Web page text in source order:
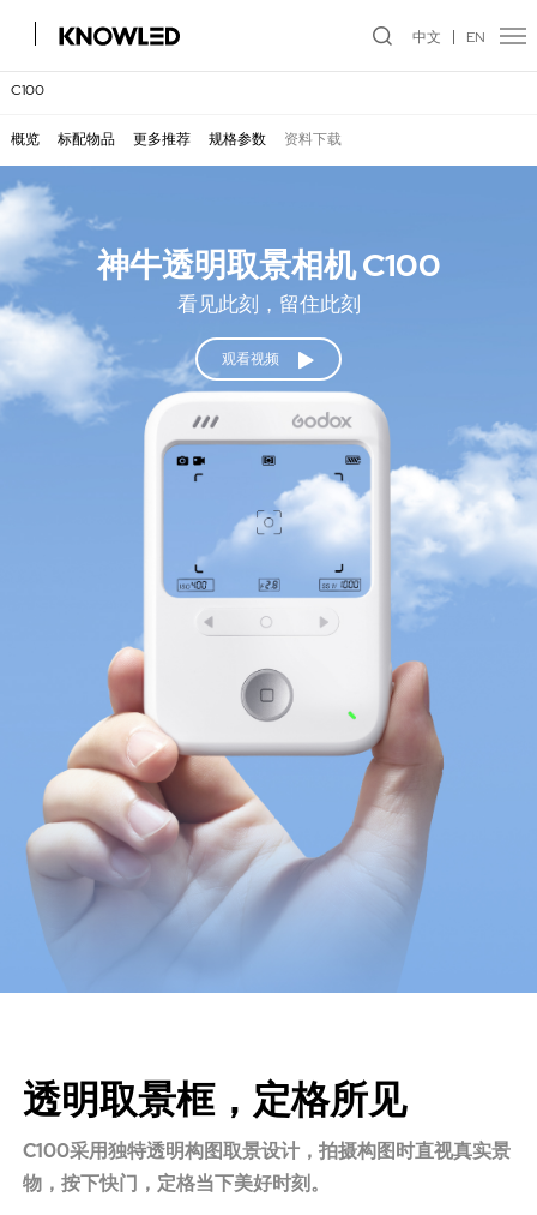
中文 EN
神牛透明取景相机 C100
看见此刻，留住此刻
观看视频
C100
概览 标配物品 更多推荐 规格参数 资料下载
透明取景框，定格所见
C100采用独特透明构图取景设计，拍摄构图时直视真实景
物，按下快门，定格当下美好时刻。